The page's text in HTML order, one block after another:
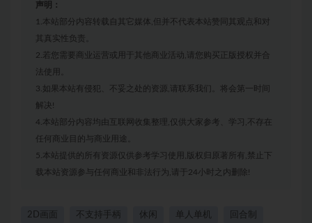
声明：
1.本站部分内容转载自其它媒体,但并不代表本站赞同其观点和对
其真实性负责。
2.若您需要商业运营或用于其他商业活动,请您购买正版授权并合
法使用。
3.如果本站有侵犯、不妥之处的资源,请联系我们。将会第一时间
解决!
4.本站部分内容均由互联网收集整理,仅供大家参考、学习,不存在
任何商业目的与商业用途。
5.本站提供的所有资源仅供参考学习使用,版权归原著所有,禁止下
载本站资源参与任何商业和非法行为,请于24小时之内删除!
2D画面 不支持手柄 休闲 单人单机 回合制